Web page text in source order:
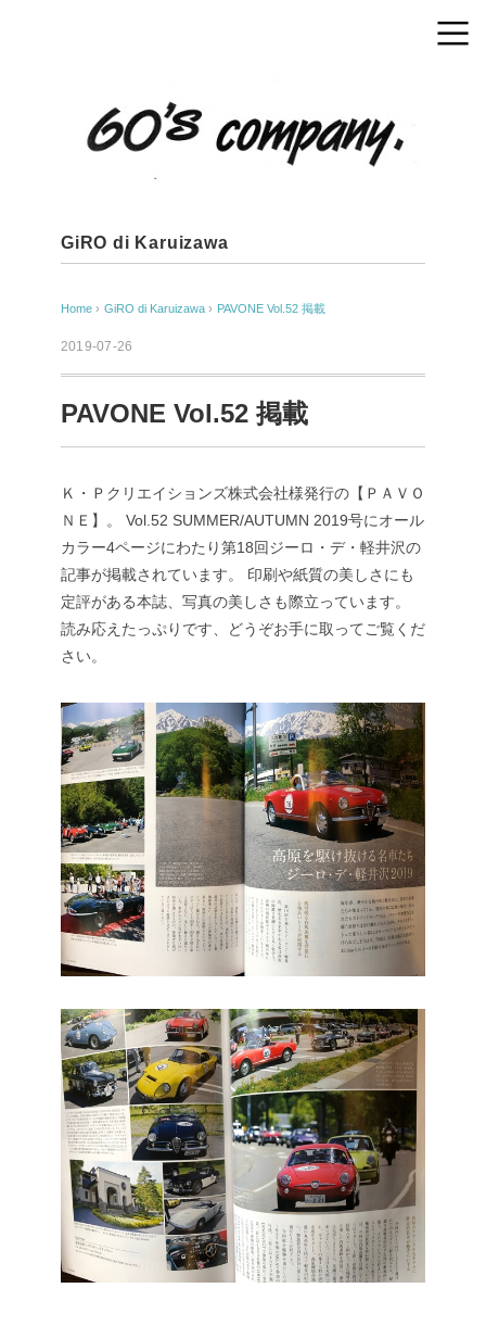
GiRO di Karuizawa
Home › GiRO di Karuizawa › PAVONE Vol.52 掲載
2019-07-26
PAVONE Vol.52 掲載
Ｋ・Ｐクリエイションズ株式会社様発行の【ＰＡＶＯ
ＮＥ】。
Vol.52 SUMMER/AUTUMN 2019号にオール
カラー4ページにわたり第18回ジーロ・デ・軽井沢の
記事が掲載されています。
印刷や紙質の美しさにも
定評がある本誌、写真の美しさも際立っています。
読み応えたっぷりです、どうぞお手に取ってご覧くだ
さい。